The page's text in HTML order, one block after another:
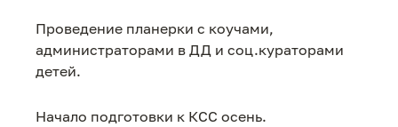
Проведение планерки с коучами,
администраторами в ДД и соц.кураторами
детей.
Начало подготовки к КСС осень.